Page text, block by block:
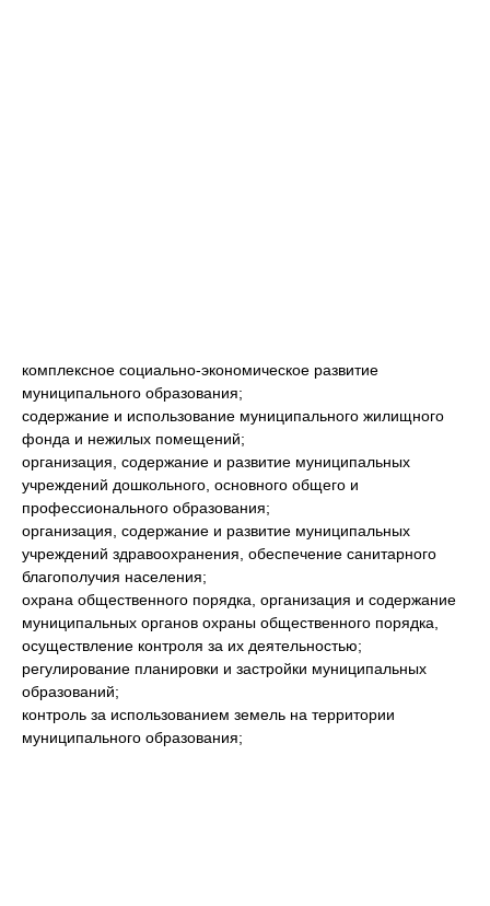
комплексное социально-экономическое развитие
муниципального образования;
содержание и использование муниципального жилищного
фонда и нежилых помещений;
организация, содержание и развитие муниципальных
учреждений дошкольного, основного общего и
профессионального образования;
организация, содержание и развитие муниципальных
учреждений здравоохранения, обеспечение санитарного
благополучия населения;
охрана общественного порядка, организация и содержание
муниципальных органов охраны общественного порядка,
осуществление контроля за их деятельностью;
регулирование планировки и застройки муниципальных
образований;
контроль за использованием земель на территории
муниципального образования;